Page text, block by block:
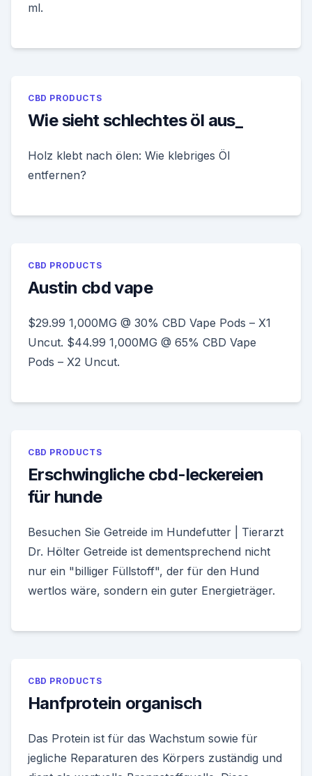
ml.
CBD PRODUCTS
Wie sieht schlechtes öl aus_
Holz klebt nach ölen: Wie klebriges Öl
entfernen?
CBD PRODUCTS
Austin cbd vape
$29.99 1,000MG @ 30% CBD Vape Pods – X1
Uncut. $44.99 1,000MG @ 65% CBD Vape
Pods – X2 Uncut.
CBD PRODUCTS
Erschwingliche cbd-leckereien
für hunde
Besuchen Sie Getreide im Hundefutter | Tierarzt
Dr. Hölter Getreide ist dementsprechend nicht
nur ein "billiger Füllstoff", der für den Hund
wertlos wäre, sondern ein guter Energieträger.
CBD PRODUCTS
Hanfprotein organisch
Das Protein ist für das Wachstum sowie für
jegliche Reparaturen des Körpers zuständig und